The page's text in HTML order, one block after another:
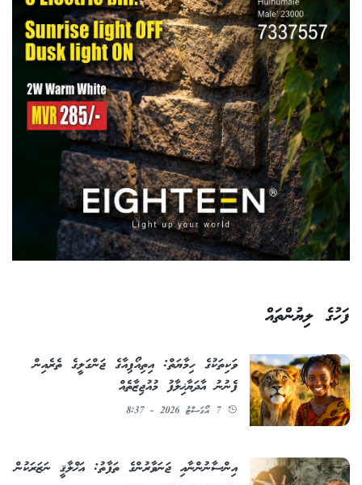
ފަހުގެ ލިޔުންތައް
ވަކިތަކުގެ ހިމާޔަތް: އިތިއޯޕިއާގެ ޖަންގަލީގެ ތެރެއިން
ފެނުނު އާދަޔާޚިލާފު މުއުޖިޒާތެއް
7 އޯގަސްޓު 2026 - 8:37
އިންސާނުންނާއި ޖަނަވާރުންގެ ތަފާތު: އަޚްލާޤީ ނަޒަރަކުން